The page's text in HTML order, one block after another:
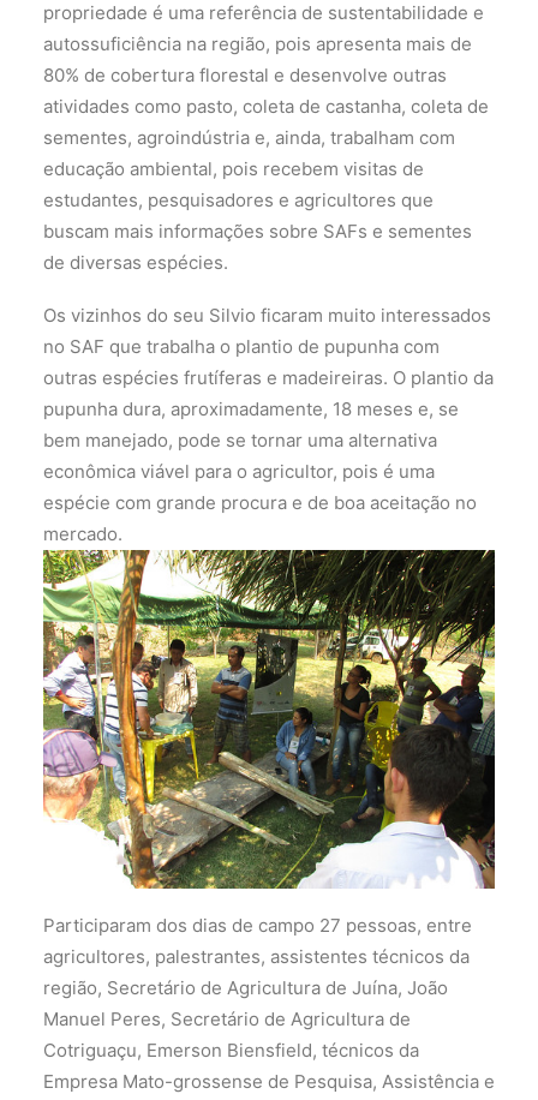
propriedade é uma referência de sustentabilidade e
autossuficiência na região, pois apresenta mais de
80% de cobertura florestal e desenvolve outras
atividades como pasto, coleta de castanha, coleta de
sementes, agroindústria e, ainda, trabalham com
educação ambiental, pois recebem visitas de
estudantes, pesquisadores e agricultores que
buscam mais informações sobre SAFs e sementes
de diversas espécies.
Os vizinhos do seu Silvio ficaram muito interessados
no SAF que trabalha o plantio de pupunha com
outras espécies frutíferas e madeireiras. O plantio da
pupunha dura, aproximadamente, 18 meses e, se
bem manejado, pode se tornar uma alternativa
econômica viável para o agricultor, pois é uma
espécie com grande procura e de boa aceitação no
mercado.
Participaram dos dias de campo 27 pessoas, entre
agricultores, palestrantes, assistentes técnicos da
região, Secretário de Agricultura de Juína, João
Manuel Peres, Secretário de Agricultura de
Cotriguaçu, Emerson Biensfield, técnicos da
Empresa Mato-grossense de Pesquisa, Assistência e